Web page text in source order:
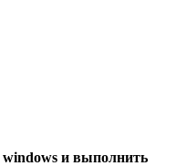
windows и выполнить